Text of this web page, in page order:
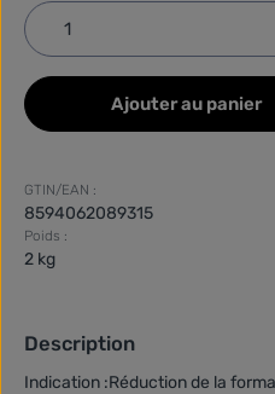
Quantité de produit :
Ajouter au panier
GTIN/EAN :
8594062089315
Poids :
2 kg
Description
Indication :Réduction de la